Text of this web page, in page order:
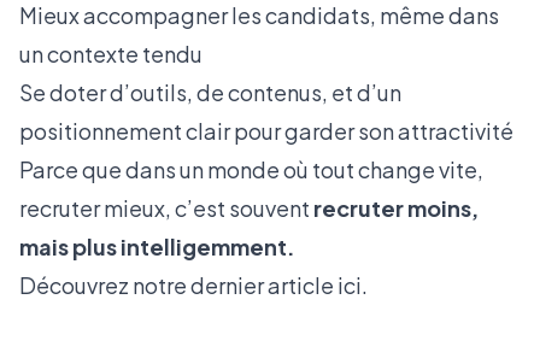
Mieux accompagner les candidats, même dans
un contexte tendu
Se doter d’outils, de contenus, et d’un
positionnement clair pour garder son attractivité
Parce que dans un monde où tout change vite,
recruter mieux, c’est souvent recruter moins,
mais plus intelligemment.
Découvrez notre dernier article ici.